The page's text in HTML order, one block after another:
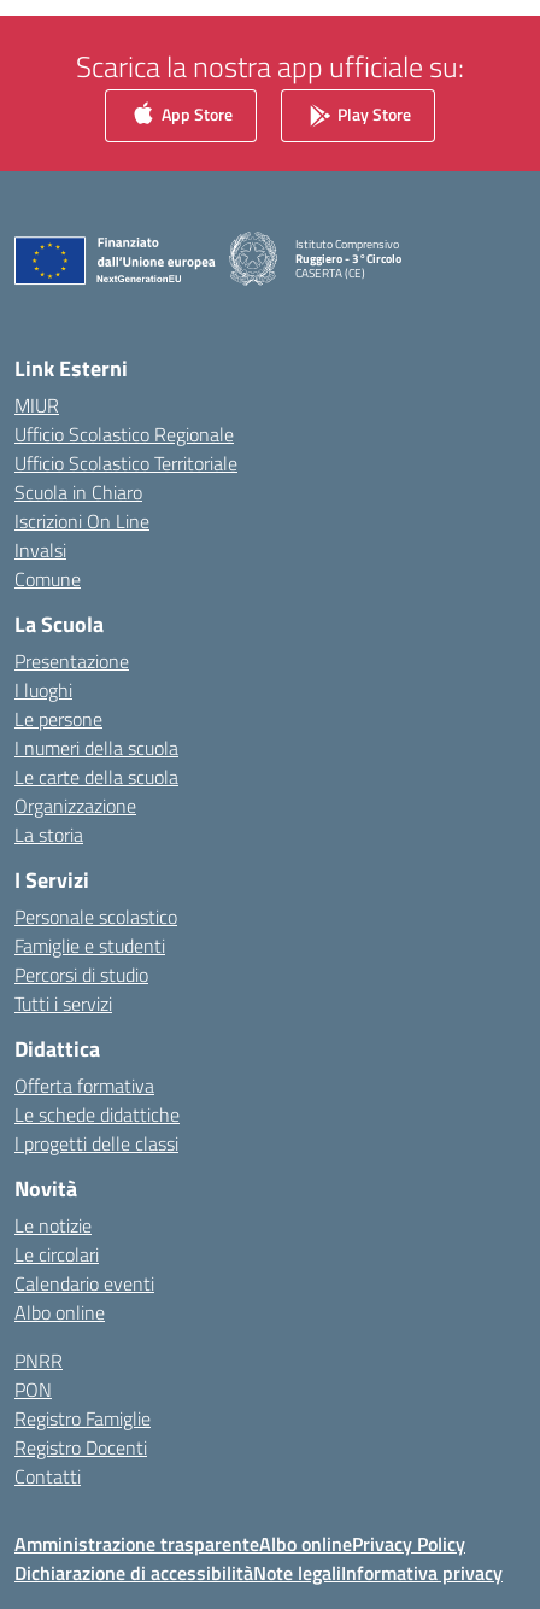
Scarica la nostra app ufficiale su:
App Store Play Store
Istituto Comprensivo
Ruggiero - 3°Circolo
CASERTA (CE)
Link Esterni
MIUR
Ufficio Scolastico Regionale
Ufficio Scolastico Territoriale
Scuola in Chiaro
Iscrizioni On Line
Invalsi
Comune
La Scuola
Presentazione
I luoghi
Le persone
I numeri della scuola
Le carte della scuola
Organizzazione
La storia
I Servizi
Personale scolastico
Famiglie e studenti
Percorsi di studio
Tutti i servizi
Didattica
Offerta formativa
Le schede didattiche
I progetti delle classi
Novità
Le notizie
Le circolari
Calendario eventi
Albo online
PNRR
PON
Registro Famiglie
Registro Docenti
Contatti
Amministrazione trasparenteAlbo onlinePrivacy Policy
Dichiarazione di accessibilitàNote legaliInformativa privacy